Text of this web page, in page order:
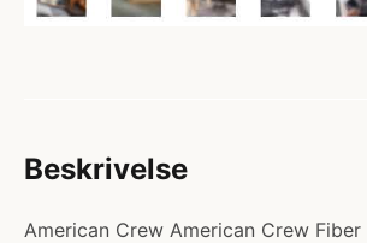
Beskrivelse
American Crew American Crew